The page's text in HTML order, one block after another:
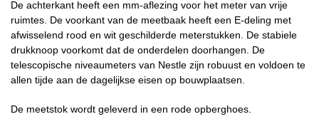
De achterkant heeft een mm-aflezing voor het meter van vrije
ruimtes. De voorkant van de meetbaak heeft een E-deling met
afwisselend rood en wit geschilderde meterstukken. De stabiele
drukknoop voorkomt dat de onderdelen doorhangen. De
telescopische niveaumeters van Nestle zijn robuust en voldoen te
allen tijde aan de dagelijkse eisen op bouwplaatsen.
De meetstok wordt geleverd in een rode opberghoes.